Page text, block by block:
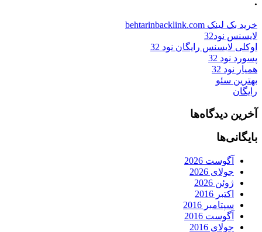
خرید بک لینک behtarinbacklink.com
لایسنس نود32
اوکلی لایسنس رایگان نود 32
پسورد نود 32
همیار نود 32
بهترین سئو
رایگان
آخرین دیدگاه‌ها
بایگانی‌ها
آگوست 2026
جولای 2026
ژوئن 2026
اکتبر 2016
سپتامبر 2016
آگوست 2016
جولای 2016